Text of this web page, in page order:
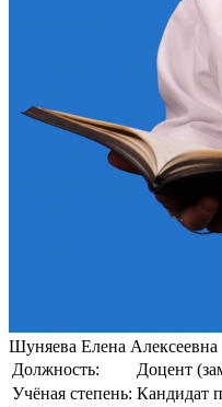
Шуняева Елена Алексеевна
Должность:
Доцент
Учёная степень: Кандидат